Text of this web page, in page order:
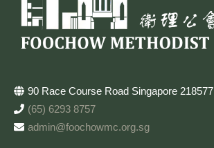
90 Race Course Road Singapore 218577
(65) 6293 8757
admin@foochowmc.org.sg